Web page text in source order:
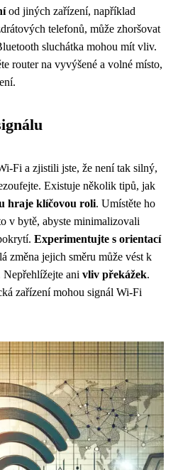
od jiných zařízení, například
telefonů, může zhoršovat
sluchátka mohou mít vliv.
router na vyvýšené a volné místo,
Fi a zjistili jste, že není tak silný,
Existuje několik tipů, jak
hraje klíčovou roli. Umístěte ho
v bytě, abyste minimalizovali
Experimentujte s orientací
změna jejich směru může vést k
Nepřehlížejte ani vliv překážek.
zařízení mohou signál Wi-Fi